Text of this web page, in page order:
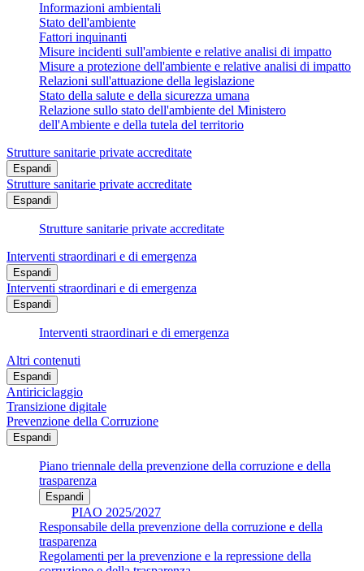
Informazioni ambientali
Stato dell'ambiente
Fattori inquinanti
Misure incidenti sull'ambiente e relative analisi di impatto
Misure a protezione dell'ambiente e relative analisi di impatto
Relazioni sull'attuazione della legislazione
Stato della salute e della sicurezza umana
Relazione sullo stato dell'ambiente del Ministero
dell'Ambiente e della tutela del territorio
Strutture sanitarie private accreditate
Espandi
Strutture sanitarie private accreditate
Espandi
Strutture sanitarie private accreditate
Interventi straordinari e di emergenza
Espandi
Interventi straordinari e di emergenza
Espandi
Interventi straordinari e di emergenza
Altri contenuti
Espandi
Antiriciclaggio
Transizione digitale
Prevenzione della Corruzione
Espandi
Piano triennale della prevenzione della corruzione e della
trasparenza
Espandi
PIAO 2025/2027
Responsabile della prevenzione della corruzione e della
trasparenza
Regolamenti per la prevenzione e la repressione della